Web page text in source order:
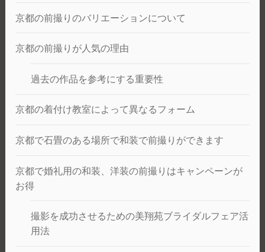
と
う。
京都の前撮りのバリエーションについて
京都の前撮りが人気の理由
過去の作品を参考にする重要性
京都の着付け教室によって異なるフォーム
京都で石畳のある場所で和装で前撮りができます
京都で婚礼用の和装、洋装の前撮りはキャンペーンが
お得
撮影を成功させるための美翔苑ブライダルフェア活
用法